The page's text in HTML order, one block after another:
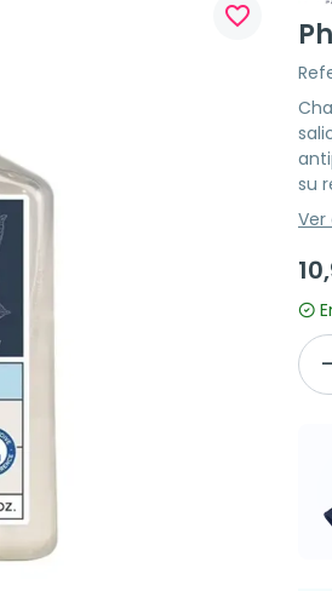
favorite_border
su